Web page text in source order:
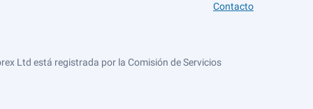
Contacto
Ltd está registrada por la Comisión de Servicios